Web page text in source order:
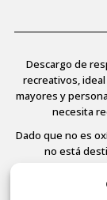
Descargo de
recreativos,
mayores y
necesita
Dado que no es
no está
tanto, la